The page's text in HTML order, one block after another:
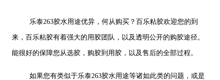
乐泰263胶水用途优异，何从购买？百乐粘胶欢迎您的到
来，百乐粘胶有着强大的用胶团队，以及透明公开的购胶途径。
能很好的保障您从选胶，购胶到用胶，以及售后的全部过程。
如果您有类似于乐泰263胶水用途等诸如此类的问题，或是